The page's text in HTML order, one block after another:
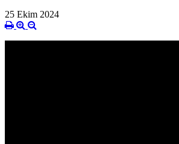
25 Ekim 2024